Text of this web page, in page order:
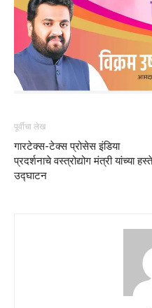
पूर्वीचा लेख
गारटेक्स-टेक्स प्रोसेस इंडिया
प्रदर्शनाचे वस्त्रोद्योग मंत्री यांच्या हस्ते
उद्घाटन